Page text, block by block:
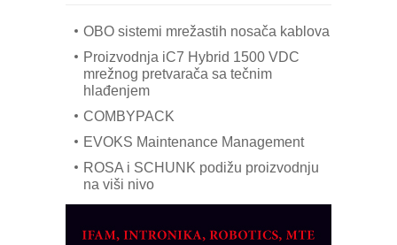
OBO sistemi mrežastih nosača kablova
Proizvodnja iC7 Hybrid 1500 VDC
mrežnog pretvarača sa tečnim
hlađenjem
COMBYPACK
EVOKS Maintenance Management
ROSA i SCHUNK podižu proizvodnju
na viši nivo
MAREX - Lim i mašine za savremena